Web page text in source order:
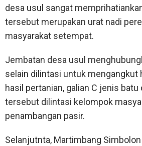
desa usul sangat
tersebut merupakan urat nadi
masyarakat setempat.
Jembatan desa usul
selain dilintasi untuk mengangkut
hasil pertanian, galian C jenis
tersebut dilintasi kelompok
penambangan pasir.
Selanjutnta, Martimbang